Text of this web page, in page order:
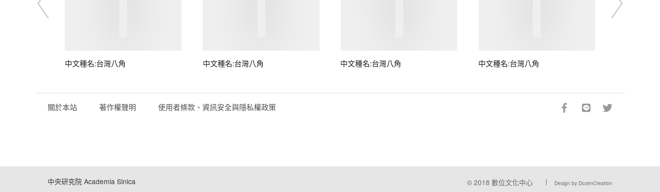
中文種名:台灣八角 中文種名:台灣八角 中文種名:台灣八角 中文種名:台灣八角
關於本站 著作權聲明 使用者條款、資訊安全與隱私權政策
中央研究院 Academia Sinica © 2018 數位文化中心 Design by DozenCreation